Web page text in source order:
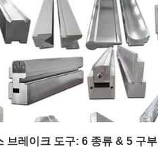
브레이크 도구: 6 종류 & 5 구